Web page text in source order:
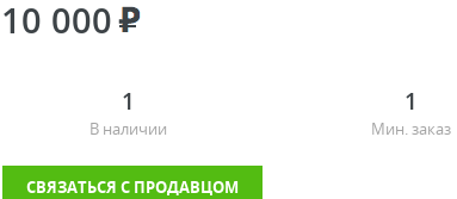
10 000
1
В наличии
1
Мин. заказ
СВЯЗАТЬСЯ С ПРОДАВЦОМ